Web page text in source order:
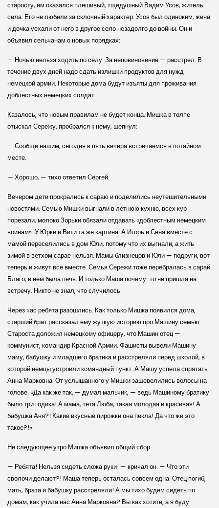
старосту, им оказался плешивый, тщедушный Вадим Усов, житель
села. Его не любили за склочный характер. Усов был одиноким, жена
и дочка уехали от него в другое село незадолго до войны. Он и
объявил сельчанам о новых порядках:
— Ночью нельзя ходить по селу. За неповиновение — расстрел. В
течение двух дней надо сдать излишки продуктов для нужд
немецкой армии. Некоторые дома будут изъяты для проживания
доблестных немецких солдат…
Казалось, что новым правилам не будет конца. Мишка в толпе
отыскал Сережу, пробрался к нему, шепнул:
— Сообщи нашим, сегодня в пять вечера встречаемся в потайном
месте.
— Хорошо, — тихо ответил Сергей.
Вечером дети прокрались к сараю и поделились неутешительными
новостями. Семью Мишки выгнали в летнюю кухню, всех кур
порезали, молоко Зорьки обязали отдавать «доблестным немецким
воинам». У Юрки и Вити та же картина. А Игорь и Сеня вместе с
мамой переселились в дом Юли, потому что их выгнали, а жить
зимой в ветхом сарае нельзя. Мамы близнецов и Юли — подруги, вот
теперь и живут все вместе. Семья Сережи тоже перебралась в сарай.
Благо, в нем была печь. И только Маша почему-то не пришла на
встречу. Никто не знал, что случилось.
Через час ребята разошлись. Как только Мишка появился дома,
старший брат рассказал ему жуткую историю про Машину семью.
Староста доложил немецкому офицеру, что Машин отец —
коммунист, командир Красной Армии. Фашисты вывели Машину
маму, бабушку и младшего братика и расстреляли перед школой, в
которой немцы устроили командный пункт. А Машу успела спрятать
Анна Марковна. От услышанного у Мишки зашевелились волосы на
голове. «Да как же так, — думал мальчик, — ведь Машиному братику
было три годика! А мама, тетя Люба, такая молодая и красивая! А
бабушка Аня?! Какие вкусные пирожки она пекла! Да что же это
такое?!»
Не следующее утро Мишка объявил общий сбор.
— Ребята! Нельзя сидеть сложа руки! — кричал он. — Что эти
сволочи делают?! Маша теперь осталась совсем одна. Отец погиб,
мать, брата и бабушку расстреляли! А мы тихо будем сидеть по
домам, как учила нас Анна Марковна? Вы как хотите, а я буду